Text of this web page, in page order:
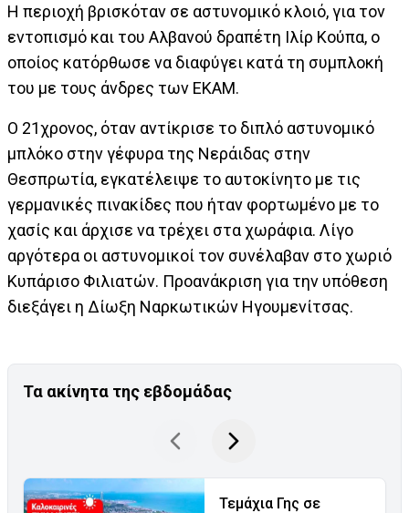
H περιοχή βρισκόταν σε αστυνομικό κλοιό, για τον
εντοπισμό και του Αλβανού δραπέτη Ιλίρ Κούπα, ο
οποίος κατόρθωσε να διαφύγει κατά τη συμπλοκή
του με τους άνδρες των ΕΚΑΜ.
Ο 21χρονος, όταν αντίκρισε το διπλό αστυνομικό
μπλόκο στην γέφυρα της Νεράιδας στην
Θεσπρωτία, εγκατέλειψε το αυτοκίνητο με τις
γερμανικές πινακίδες που ήταν φορτωμένο με το
χασίς και άρχισε να τρέχει στα χωράφια. Λίγο
αργότερα οι αστυνομικοί τον συνέλαβαν στο χωριό
Κυπάρισο Φιλιατών. Προανάκριση για την υπόθεση
διεξάγει η Δίωξη Ναρκωτικών Ηγουμενίτσας.
Τα ακίνητα της εβδομάδας
Τεμάχια Γης σε